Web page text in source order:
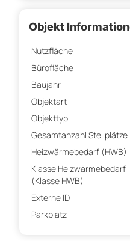
Objekt
Nutzfläche
Bürofläche
Baujahr
Objektart
Objekttyp
Gesamtanzahl Stellplätze
Heizwärmebedarf (HWB)
Klasse Heizwärmebedarf
(Klasse HWB)
Externe ID
Parkplatz